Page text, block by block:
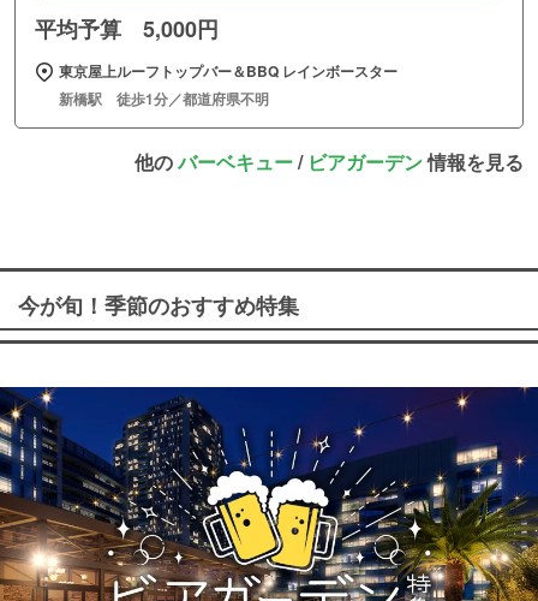
平均予算 5,000円
東京屋上ルーフトップバー＆BBQ レインボースター
新橋駅 徒歩1分／都道府県不明
他のバーベキュー/ ビアガーデン情報を見る
今が旬！季節のおすすめ特集